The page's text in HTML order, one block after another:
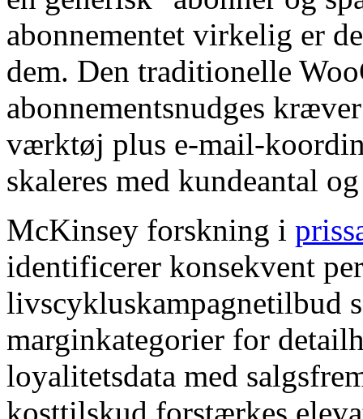
abonnementet virkelig er
dem. Den traditionelle
abonnementsnudges
værktøj plus e-mail-
skaleres med kundeantal
McKinsey forskning i
identificerer konsekvent
livscykluskampagnetilbud
marginkategorier for
loyalitetsdata med
kosttilskud forstærkes